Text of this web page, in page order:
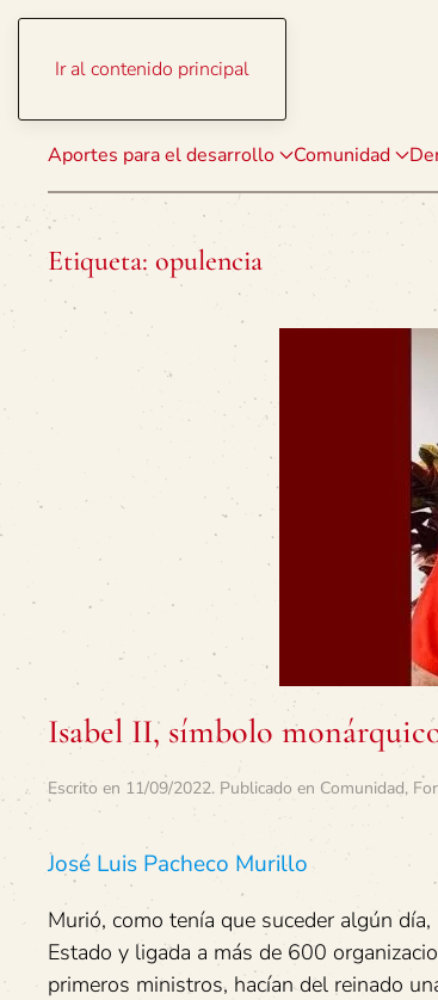
Ir al contenido principal
Aportes para el desarrollo Comunidad
Etiqueta: opulencia
Isabel II, símbolo
Escrito en 11/09/2022. Publicado en Comunidad,
José Luis Pacheco Murillo
Murió, como tenía que suceder algún
Estado y ligada a más de 600
primeros ministros, hacían del reinado